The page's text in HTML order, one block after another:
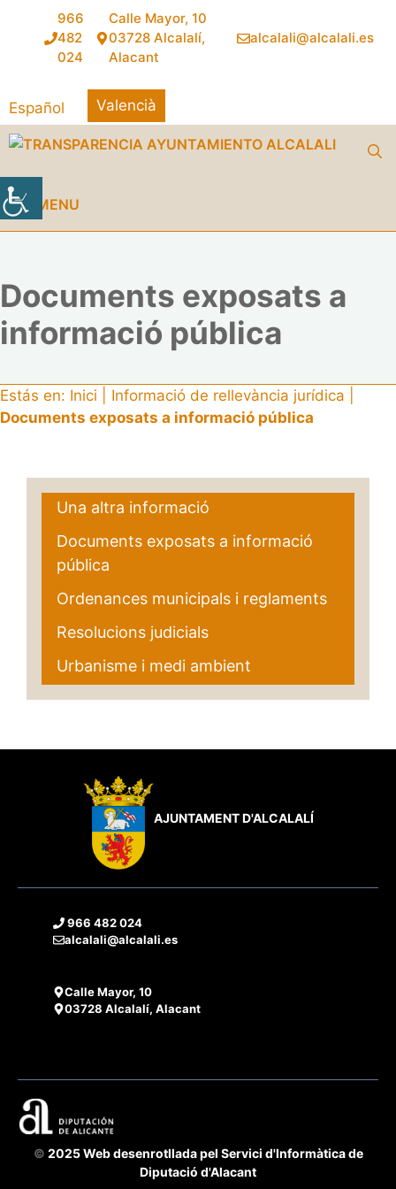
contingut
966
482
024
Calle Mayor, 10
03728 Alcalalí,
Alacant
alcalali@alcalali.es
Español Valencià
MENU
Documents exposats a
informació pública
Estás en: Inici Informació de rellevància jurídica
Documents exposats a informació pública
Una altra informació
Documents exposats a informació
pública
Ordenances municipals i reglaments
Resolucions judicials
Urbanisme i medi ambient
AJUNTAMENT D'ALCALALÍ
966 482 024
alcalali@alcalali.es
Calle Mayor, 10
03728 Alcalalí, Alacant
© 2025 Web desenrotllada pel Servici d'Informàtica de
Diputació d'Alacant